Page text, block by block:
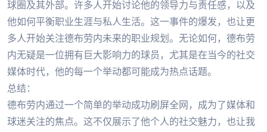
球圈及其外部。许多人开始讨论他的领导力与责任感，以及
他如何平衡职业生涯与私人生活。这一事件的爆发，也让更
多人开始关注德布劳内未来的职业规划。无论如何，德布劳
内无疑是一位拥有巨大影响力的球员，尤其是在当今的社交
媒体时代，他的每一个举动都可能成为热点话题。
总结：
德布劳内通过一个简单的举动成功刷屏全网，成为了媒体和
球迷关注的焦点。这不仅展示了他个人的社交魅力，也让我